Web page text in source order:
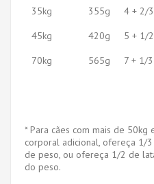
35kg
355g 4 + 2/3
45kg
420g 5 + 1/2
70kg
565g 7 + 1/3
* Para cães com mais de
corporal adicional, ofereça 1/
de peso, ou ofereça 1/2 de
do peso.